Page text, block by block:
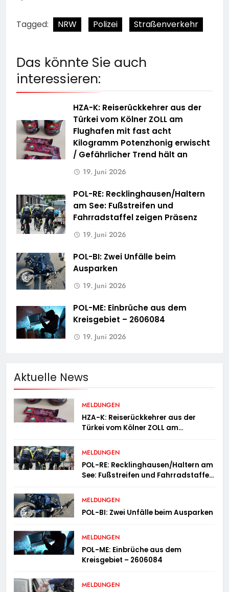
Tagged: NRW Polizei Straßenverkehr
Das könnte Sie auch
interessieren:
HZA-K: Reiserückkehrer aus der
Türkei vom Kölner ZOLL am
Flughafen mit fast acht
Kilogramm Potenzhonig erwischt
/ Gefährlicher Trend hält an
19. Juni 2026
POL-RE: Recklinghausen/Haltern
am See: Fußstreifen und
Fahrradstaffel zeigen Präsenz
19. Juni 2026
POL-BI: Zwei Unfälle beim
Ausparken
19. Juni 2026
POL-ME: Einbrüche aus dem
Kreisgebiet – 2606084
19. Juni 2026
Aktuelle News
MELDUNGEN
HZA-K: Reiserückkehrer aus der
Türkei vom Kölner ZOLL am
Potenzhonig erwischt / Gefährlicher
Trend hält an
MELDUNGEN
POL-RE: Recklinghausen/Haltern am
See: Fußstreifen und Fahrradstaffel
MELDUNGEN
POL-BI: Zwei Unfälle beim Ausparken
MELDUNGEN
POL-ME: Einbrüche aus dem
Kreisgebiet – 2606084
MELDUNGEN